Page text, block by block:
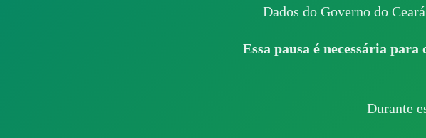
Dados do Governo do
Essa pausa é necessária
Durante